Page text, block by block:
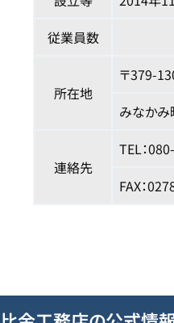
従業員数
所在地
〒379-
みなか
連絡先
TEL：
FAX：